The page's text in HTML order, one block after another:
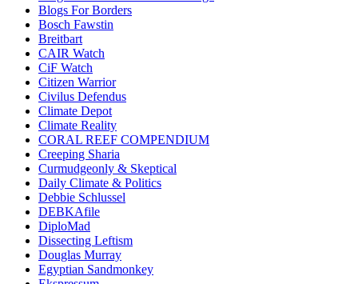
Blogs For Borders
Bosch Fawstin
Breitbart
CAIR Watch
CiF Watch
Citizen Warrior
Civilus Defendus
Climate Depot
Climate Reality
CORAL REEF COMPENDIUM
Creeping Sharia
Curmudgeonly & Skeptical
Daily Climate & Politics
Debbie Schlussel
DEBKAfile
DiploMad
Dissecting Leftism
Douglas Murray
Egyptian Sandmonkey